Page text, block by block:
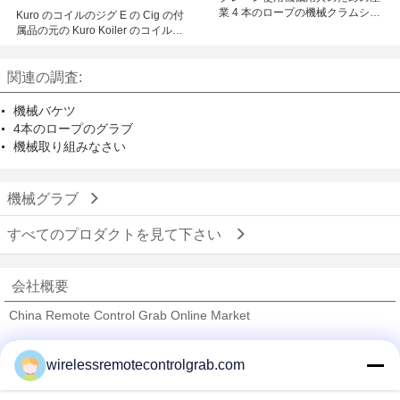
Kuro のコイルのジグ E の Cig の付
属品の元の Kuro Koiler のコイルの
業 4 本のロープの機械クラムシェ
関連の調査:
機械バケツ
4本のロープのグラブ
機械取り組みなさい
機械グラブ
すべてのプロダクトを見て下さい
会社概要
China Remote Control Grab Online Market
Trust Seal
Verified Suplier
wirelessremotecontrolgrab.com